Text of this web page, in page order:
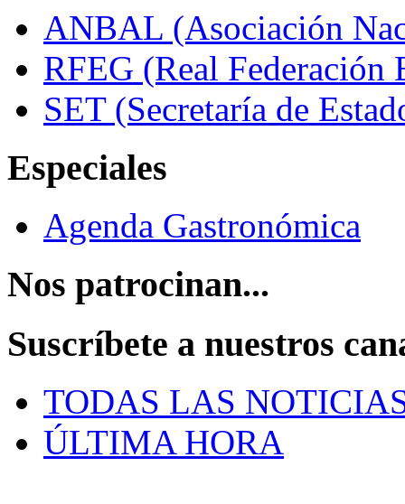
ANBAL (Asociación
RFEG (Real Federación
SET (Secretaría de
Especiales
Agenda Gastronómica
Nos patrocinan...
Suscríbete a nuestros
TODAS LAS
ÚLTIMA HORA